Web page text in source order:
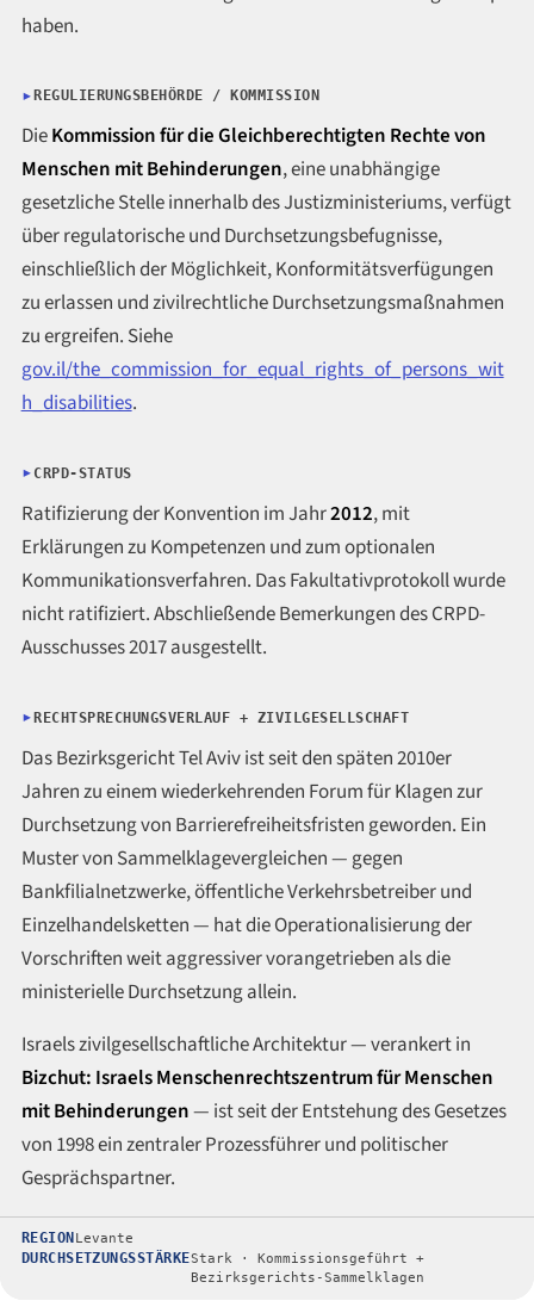
haben.
REGULIERUNGSBEHÖRDE / KOMMISSION
DieKommission für die Gleichberechtigten Rechte von
Menschen mit Behinderungen, eine unabhängige
gesetzliche Stelle innerhalb des Justizministeriums, verfügt
über regulatorische und Durchsetzungsbefugnisse,
einschließlich der Möglichkeit, Konformitätsverfügungen
zu erlassen und zivilrechtliche Durchsetzungsmaßnahmen
zu ergreifen. Siehe
gov.il/the_commission_for_equal_rights_of_persons_wit
h_disabilities.
CRPD-STATUS
Ratifizierung der Konvention im Jahr2012, mit
Erklärungen zu Kompetenzen und zum optionalen
Kommunikationsverfahren. Das Fakultativprotokoll wurde
nicht ratifiziert. Abschließende Bemerkungen des CRPD-
Ausschusses 2017 ausgestellt.
RECHTSPRECHUNGSVERLAUF + ZIVILGESELLSCHAFT
Das Bezirksgericht Tel Aviv ist seit den späten 2010er
Jahren zu einem wiederkehrenden Forum für Klagen zur
Durchsetzung von Barrierefreiheitsfristen geworden. Ein
Muster von Sammelklagevergleichen — gegen
Bankfilialnetzwerke, öffentliche Verkehrsbetreiber und
Einzelhandelsketten — hat die Operationalisierung der
Vorschriften weit aggressiver vorangetrieben als die
ministerielle Durchsetzung allein.
Israels zivilgesellschaftliche Architektur — verankert in
Bizchut: Israels Menschenrechtszentrum für Menschen
mit Behinderungen— ist seit der Entstehung des Gesetzes
von 1998 ein zentraler Prozessführer und politischer
Gesprächspartner.
REGION Levante
DURCHSETZUNGSSTÄRKEStark · Kommissionsgeführt +
Bezirksgerichts-Sammelklagen